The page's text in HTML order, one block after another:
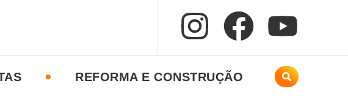
REFORMA E CONSTRUÇÃO